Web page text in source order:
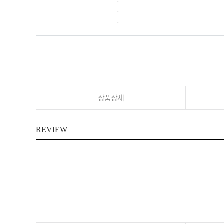
.
.
상품상세
REVIEW